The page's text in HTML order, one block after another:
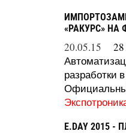
«РАКУРС» НА
20.05.15
разработки
E.DAY 2015